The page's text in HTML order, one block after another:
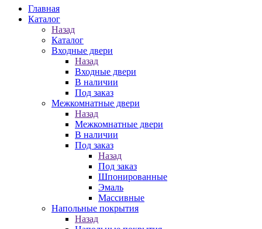
Главная
Каталог
Назад
Каталог
Входные двери
Назад
Входные двери
В наличии
Под заказ
Межкомнатные двери
Назад
Межкомнатные двери
В наличии
Под заказ
Назад
Под заказ
Шпонированные
Эмаль
Массивные
Напольные покрытия
Назад